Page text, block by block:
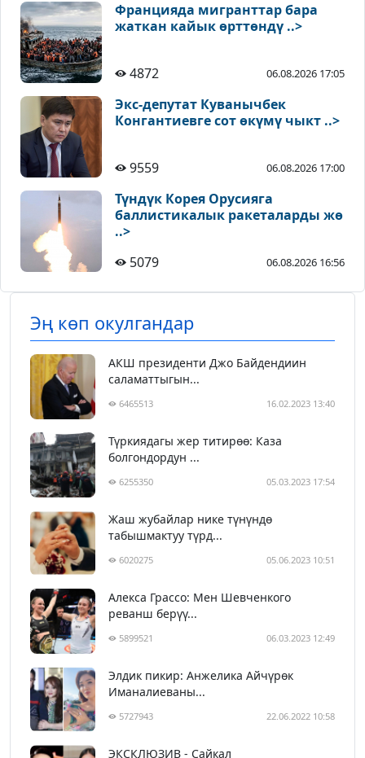
Францияда мигранттар бара
жаткан кайык өрттөндү ..>
4872 06.08.2026 17:05
Экс-депутат Куванычбек
Конгантиевге сот өкүмү чыкт ..>
9559 06.08.2026 17:00
Түндүк Корея Орусияга
баллистикалык ракеталарды жө
..>
5079
06.08.2026 16:56
Эң көп окулгандар
АКШ президенти Джо Байдендиин
саламаттыгын...
6465513 16.02.2023 13:40
Түркиядагы жер титирөө: Каза
болгондордун ...
6255350 05.03.2023 17:54
Жаш жубайлар нике түнүндө
табышмактуу түрд...
6020275 05.06.2023 10:51
Алекса Грассо: Мен Шевченкого
реванш берүү...
5899521 06.03.2023 12:49
Элдик пикир: Анжелика Айчүрөк
Иманалиеваны...
5727943 22.06.2022 10:58
ЭКСКЛЮЗИВ - Сайкал